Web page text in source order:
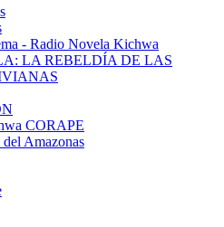
- Radio Novela Kichwa
LA REBELDÍA DE LAS
CORAPE
Amazonas